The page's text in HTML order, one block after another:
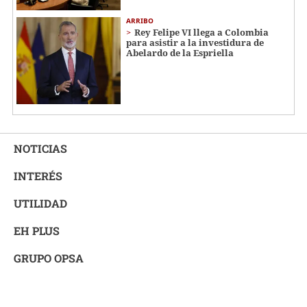
ARRIBO
Rey Felipe VI llega a Colombia
para asistir a la investidura de
Abelardo de la Espriella
NOTICIAS
INTERÉS
UTILIDAD
EH PLUS
GRUPO OPSA